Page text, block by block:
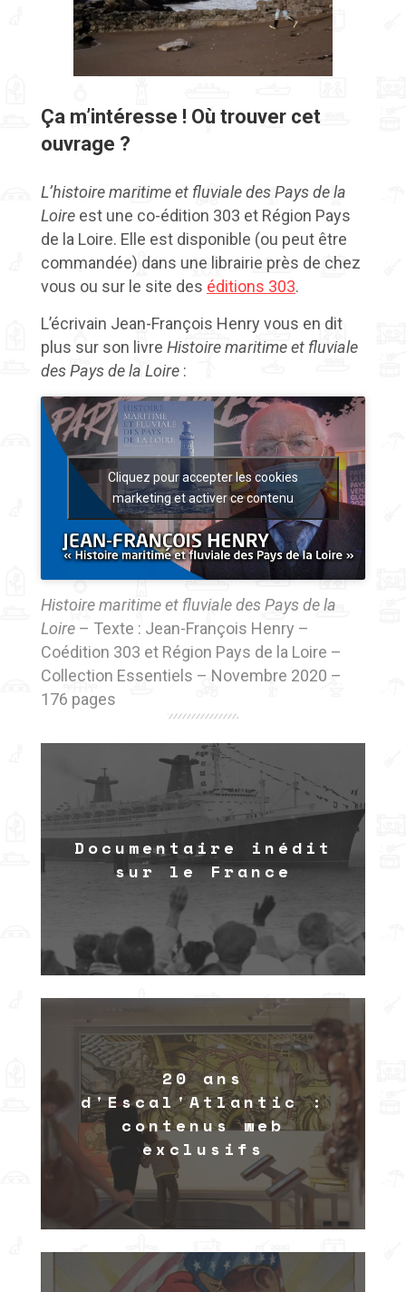
Ça m’intéresse ! Où trouver cet
ouvrage ?
L’histoire maritime et fluviale des Pays de la
Loire est une co-édition 303 et Région Pays
de la Loire. Elle est disponible (ou peut être
commandée) dans une librairie près de chez
vous ou sur le site des éditions 303.
L’écrivain Jean-François Henry vous en dit
plus sur son livre Histoire maritime et fluviale
des Pays de la Loire :
Cliquez pour accepter les cookies
marketing et activer ce contenu
Histoire maritime et fluviale des Pays de la
Loire – Texte : Jean-François Henry –
Coédition 303 et Région Pays de la Loire –
Collection Essentiels – Novembre 2020 –
176 pages
Documentaire inédit
sur le France
20 ans
d'Escal'Atlantic :
contenus web
exclusifs